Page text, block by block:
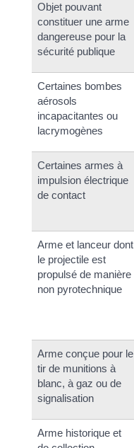
Objet pouvant
constituer une arme
dangereuse pour la
sécurité publique
Certaines bombes
aérosols
incapacitantes ou
lacrymogènes
Certaines armes à
impulsion électrique
de contact
Arme et lanceur dont
le projectile est
propulsé de manière
non pyrotechnique
Arme conçue pour le
tir de munitions à
blanc, à gaz ou de
signalisation
Arme historique et